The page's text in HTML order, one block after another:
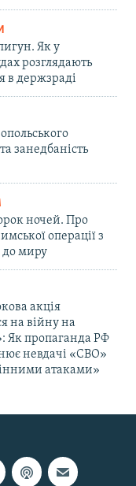
Як у
розглядають
в держзраді
занедбаність
ночей. Про
операції з
до миру
акція
на війну на
Як пропаганда РФ
невдачі «СВО»
атаками»